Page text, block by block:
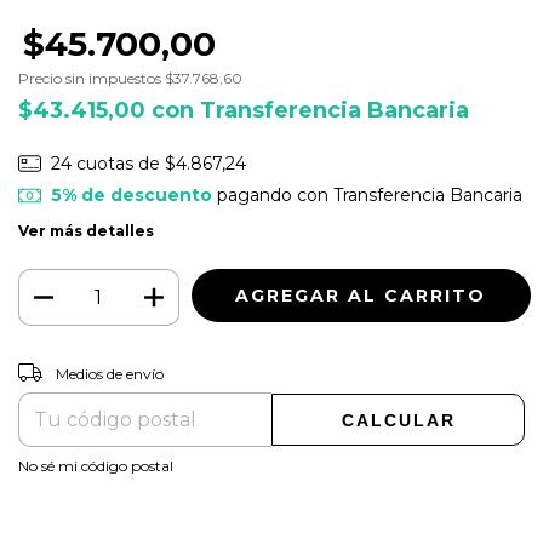
$45.700,00
Precio sin impuestos $37.768,60
$43.415,00 con Transferencia Bancaria
24 cuotas de $4.867,24
5% de descuentopagando con Transferencia Bancaria
Ver más detalles
Entregas para el CP:
Medios de envío
CALCULAR
No sé mi código postal